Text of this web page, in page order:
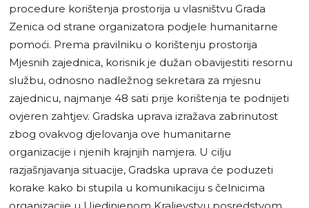
procedure korištenja prostorija u vlasništvu Grada
Zenica od strane organizatora podjele humanitarne
pomoći. Prema pravilniku o korištenju prostorija
Mjesnih zajednica, korisnik je dužan obavijestiti resornu
službu, odnosno nadležnog sekretara za mjesnu
zajednicu, najmanje 48 sati prije korištenja te podnijeti
ovjeren zahtjev. Gradska uprava izražava zabrinutost
zbog ovakvog djelovanja ove humanitarne
organizacije i njenih krajnjih namjera. U cilju
razjašnjavanja situacije, Gradska uprava će poduzeti
korake kako bi stupila u komunikaciju s čelnicima